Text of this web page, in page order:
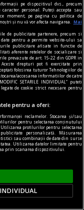
gîndului.
adică în
pe dispozitivul dvs., precum
personal. Puteți accepta sau
moment, pe pagina cu politica de
și nu vă vor afecta navigarea.
Mai
de publicitate partenere, precum si
pentru a permite website-ului sa
publicitare afisate in functie de
aferente retelelor de socializare si
prevazute de art. 15-22 din GDPR in
drepturi pot fi exercitate prin
folosirea tuturor Tehnologiilor de
accesarea informatiilor de catre
SETARILE INDIVIDUAL” puteti
de cookie strict necesare pentru
pentru a oferi:
reclamelor. Stocarea și/sau
pentru selectarea conținutului
profilurilor pentru selectarea
personalizată. Măsurarea
sau combinații de date din surse
Utilizarea datelor limitate pentru
prin scanarea dispozitivului.